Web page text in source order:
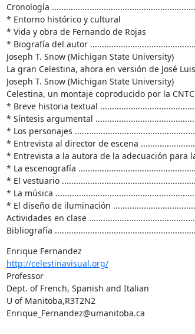
Cronología
* Entorno histórico y cultural
* Vida y obra de Fernando de Rojas
* Biografía del autor
Joseph T. Snow (Michigan State University)
La gran Celestina, ahora en versión de José
Joseph T. Snow (Michigan State University)
Celestina, un montaje coproducido por la
* Breve historia textual
* Síntesis argumental
* Los personajes
* Entrevista al director de escena
* Entrevista a la autora de la adecuación para
* La escenografía
* El vestuario
* La música
* El diseño de iluminación
Actividades en clase
Bibliografía
http://celestinavisual.org/
Professor
Dept. of French, Spanish and Italian
U of Manitoba,R3T2N2
Enrique_Fernandez@umanitoba.ca